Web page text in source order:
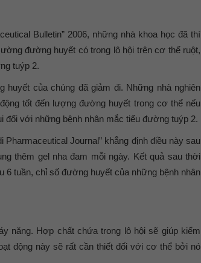
Bulletin” 2006, những nhà khoa học đã thí
đường huyết có trong lô hội trên cơ thể ruột,
tuýp 2.
của chúng đã giảm đi. Những nhà nghiên
tốt đến lượng đường huyết trong cơ thể nếu
với những bệnh nhân mắc tiểu đường tuýp 2.
Journal” khẳng định điều này sau
thêm gel nha đam mỗi ngày. Kết quả sau thời
6 tuần, chỉ số đường huyết của những bệnh nhân
năng. Hợp chất chứa trong lô hội sẽ giúp kiểm
động này sẽ rất cần thiết đối với cơ thể bởi nó